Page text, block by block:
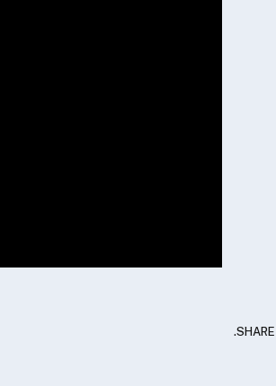
SHARE.